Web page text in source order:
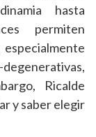
hasta
permiten
Ricalde
y saber elegir